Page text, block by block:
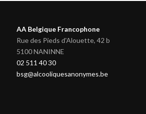
AA Belgique Francophone
Rue des Pieds d'Alouette, 42 b
5100 NANINNE
02 511 40 30
bsg@alcooliquesanonymes.be